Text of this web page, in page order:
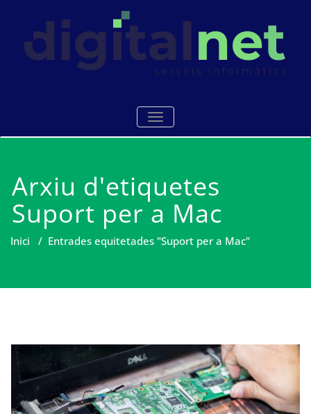
Digitalnet
TOGGLE NAVIGATION
Arxiu d'etiquetes
Suport per a Mac
Inici / Entrades equitetades "Suport per a Mac"